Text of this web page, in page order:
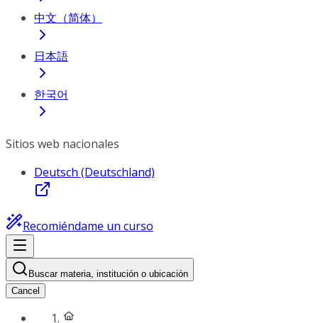
中文（简体）
日本語
한국어
Sitios web nacionales
Deutsch (Deutschland)
Recomiéndame un curso
Buscar materia, institución o ubicación
Cancel